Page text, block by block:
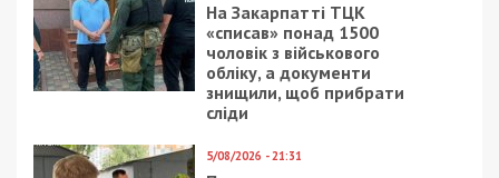
На Закарпатті ТЦК
«списав» понад 1500
чоловік з військового
обліку, а документи
знищили, щоб прибрати
сліди
5/08/2026 - 21:31